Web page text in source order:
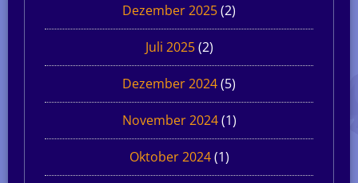
Dezember 2025(2)
Juli 2025(2)
Dezember 2024(5)
November 2024(1)
Oktober 2024(1)